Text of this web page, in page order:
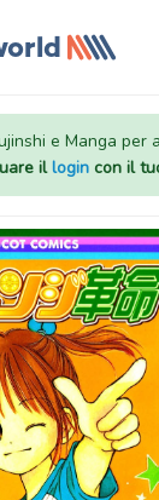
e Manga
illogincon il